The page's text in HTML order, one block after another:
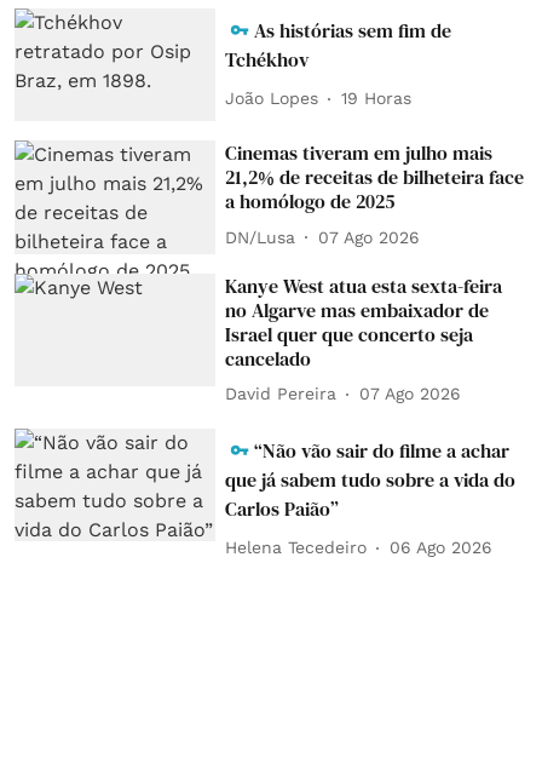
As histórias sem fim de
Tchékhov
João Lopes 19 Horas
Cinemas tiveram em julho mais
21,2% de receitas de bilheteira face
a homólogo de 2025
DN/Lusa 07 Ago 2026
Kanye West atua esta sexta-feira
no Algarve mas embaixador de
Israel quer que concerto seja
cancelado
David Pereira 07 Ago 2026
“Não vão sair do filme a achar
que já sabem tudo sobre a vida do
Carlos Paião”
Helena Tecedeiro 06 Ago 2026